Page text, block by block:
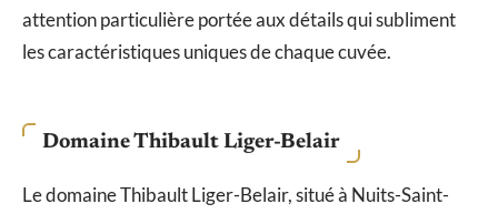
attention particulière portée aux détails qui subliment
les caractéristiques uniques de chaque cuvée.
Domaine Thibault Liger-Belair
Le domaine Thibault Liger-Belair, situé à Nuits-Saint-